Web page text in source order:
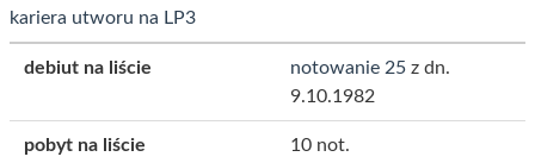
kariera utworu na LP3
debiut na liście notowanie 25 z dn.
9.10.1982
pobyt na liście 10 not.